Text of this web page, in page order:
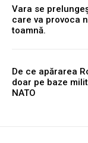
Vara se
care va provoca
toamnă.
De ce apărarea
doar pe baze
NATO